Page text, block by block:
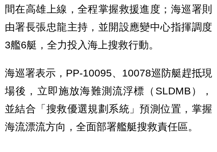
間在高雄上線，全程掌握救援進度；海巡署則
由署長張忠龍主持，並開設應變中心指揮調度
3艦6艇，全力投入海上搜救行動。
海巡署表示，PP-10095、10078巡防艇趕抵現
場後，立即施放海難測流浮標（SLDMB），
並結合「搜救優選規劃系統」預測位置，掌握
海流漂流方向，全面部署艦艇搜救責任區。